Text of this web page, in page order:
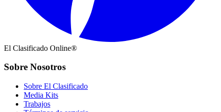
El Clasificado Online®
Sobre Nosotros
Sobre El Clasificado
Media Kits
Trabajos